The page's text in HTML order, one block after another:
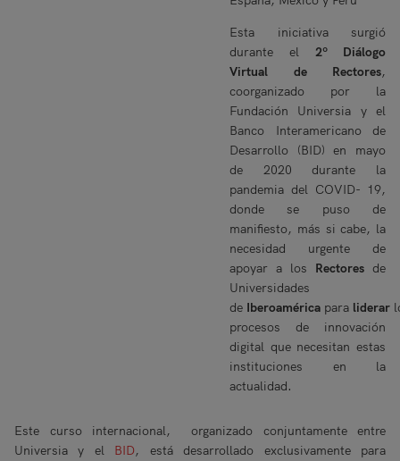
Esta iniciativa surgió
durante el2º Diálogo
Virtual de Rectores,
coorganizado por la
Fundación Universia y el
Banco Interamericano de
Desarrollo (BID) en mayo
de 2020 durante la
pandemia del COVID- 19,
donde se puso de
manifiesto, más si cabe, la
necesidad urgente de
apoyar a los Rectores de
Universidades
de Iberoamérica para liderar
procesos de innovación
digital que necesitan estas
instituciones en la
actualidad.
Este curso internacional, organizado conjuntamente entre
Universia y el BID, está desarrollado exclusivamente para